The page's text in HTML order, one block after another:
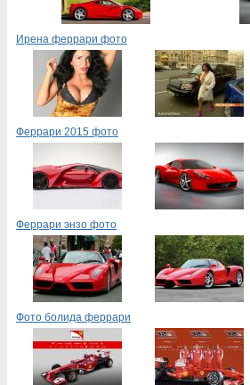
Ирена феррари фото
Феррари 2015 фото
Феррари энзо фото
Фото болида феррари